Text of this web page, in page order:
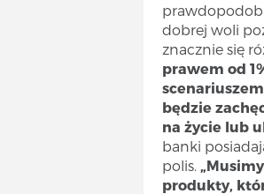
dobrej woli
znacznie się
prawem od
będzie
na życie lub
banki
polis.
produkty,